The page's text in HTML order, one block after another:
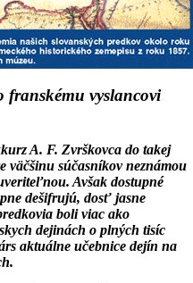
franskému vyslancovi
A. F. Zvrškovca do takej
väčšinu súčasníkov neznámou
Avšak dostupné
dešifrujú, dosť jasne
boli viac ako
dejinách o plných tisíc
aktuálne učebnice dejín na